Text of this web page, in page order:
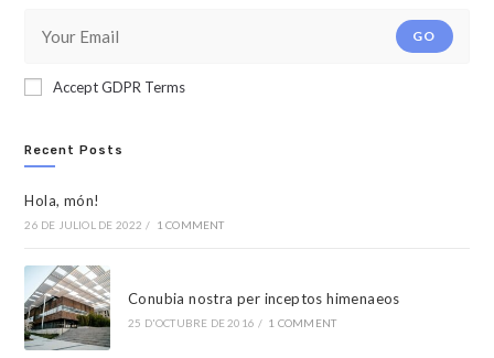
GO
Accept GDPR Terms
Recent Posts
Hola, món!
26 DE JULIOL DE 2022 / 1 COMMENT
Conubia nostra per inceptos himenaeos
25 D'OCTUBRE DE 2016 / 1 COMMENT